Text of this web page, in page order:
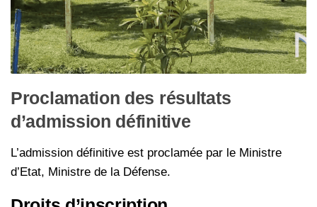
Proclamation des résultats
d’admission définitive
L’admission définitive est proclamée par le Ministre
d’Etat, Ministre de la Défense.